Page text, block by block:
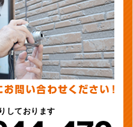
しております